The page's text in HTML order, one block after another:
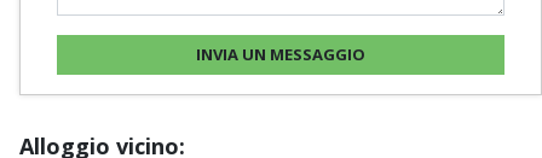
Alloggio vicino: